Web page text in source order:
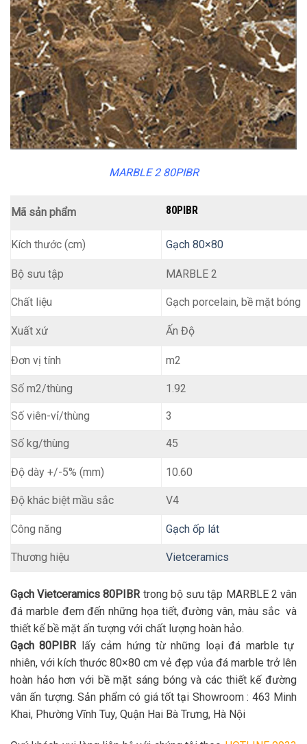
MARBLE 2 80PIBR
Mã sản phẩm 80PIBR
Kích thước (cm) Gạch 80×80
Bộ sưu tập MARBLE 2
Chất liệu Gạch porcelain, bề mặt bóng
Xuất xứ Ấn Độ
Đơn vị tính m2
Số m2/thùng 1.92
Số viên-vỉ/thùng 3
Số kg/thùng 45
Độ dày +/-5% (mm) 10.60
Độ khác biệt mầu sắc V4
Công năng Gạch ốp lát
Thương hiệu Vietceramics
Gạch Vietceramics 80PIBRtrong bộ sưu tập MARBLE 2 vân
đá marble đem đến những họa tiết, đường vân, màu sắc và
thiết kế bề mặt ấn tượng với chất lượng hoàn hảo.
Gạch 80PIBRlấy cảm hứng từ những loại đá marble tự
nhiên, với kích thước 80×80 cm vẻ đẹp vủa đá marble trở lên
hoàn hảo hơn với bề mặt sáng bóng và các thiết kế đường
vân ấn tượng. Sản phẩm có giá tốt tại Showroom : 463 Minh
Khai, Phường Vĩnh Tuy, Quận Hai Bà Trưng, Hà Nội